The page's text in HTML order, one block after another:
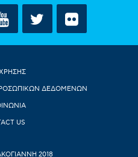
ΔΕΔΟΜΕΝΩΝ
US
2018